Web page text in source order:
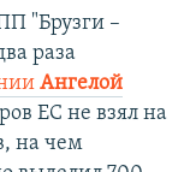
"Брузги –
раза
Ангелой
ЕС не взял на
на чем